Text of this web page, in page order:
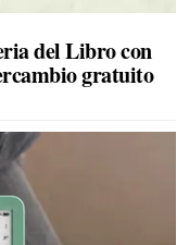
del Libro con
gratuito